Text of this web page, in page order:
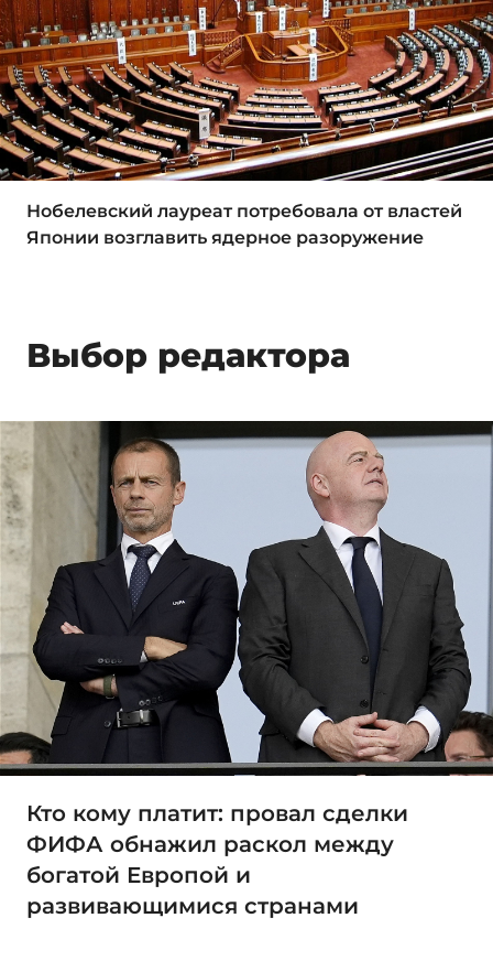
Нобелевский лауреат потребовала от властей
Японии возглавить ядерное разоружение
Выбор редактора
Кто кому платит: провал сделки
ФИФА обнажил раскол между
богатой Европой и
развивающимися странами